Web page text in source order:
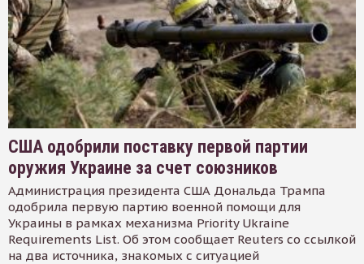
США одобрили поставку первой партии
оружия Украине за счет союзников
Администрация президента США Дональда Трампа
одобрила первую партию военной помощи для
Украины в рамках механизма Priority Ukraine
Requirements List. Об этом сообщает Reuters со ссылкой
на два источника, знакомых с ситуацией